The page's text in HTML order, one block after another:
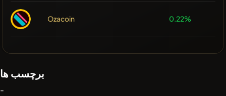
Ozacoin 0.22%
برچسب ها
-